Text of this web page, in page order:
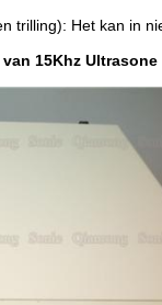
trilling): Het kan in
15Khz